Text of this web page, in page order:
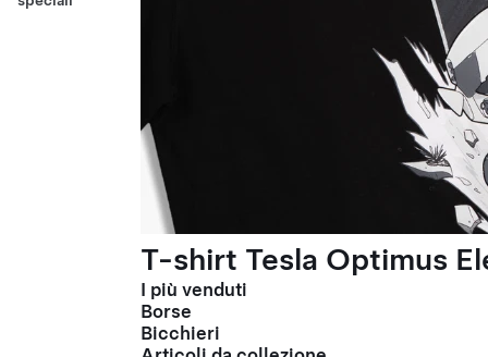
T-shirt Tesla Optimus
I più venduti
Borse
Bicchieri